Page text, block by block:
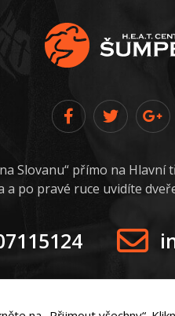
Slovanu“ přímo na
a po pravé ruce uvidíte